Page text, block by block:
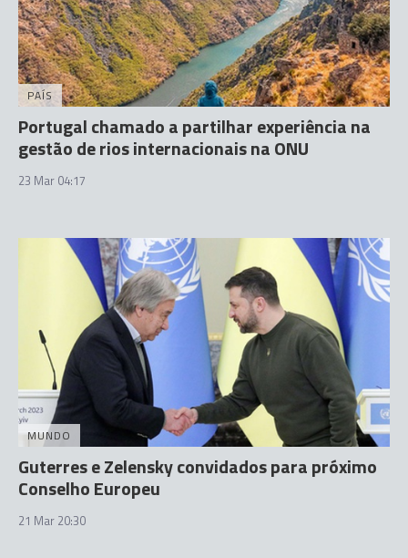
PAÍS
Portugal chamado a partilhar experiência na
gestão de rios internacionais na ONU
23 Mar 04:17
MUNDO
Guterres e Zelensky convidados para próximo
Conselho Europeu
21 Mar 20:30